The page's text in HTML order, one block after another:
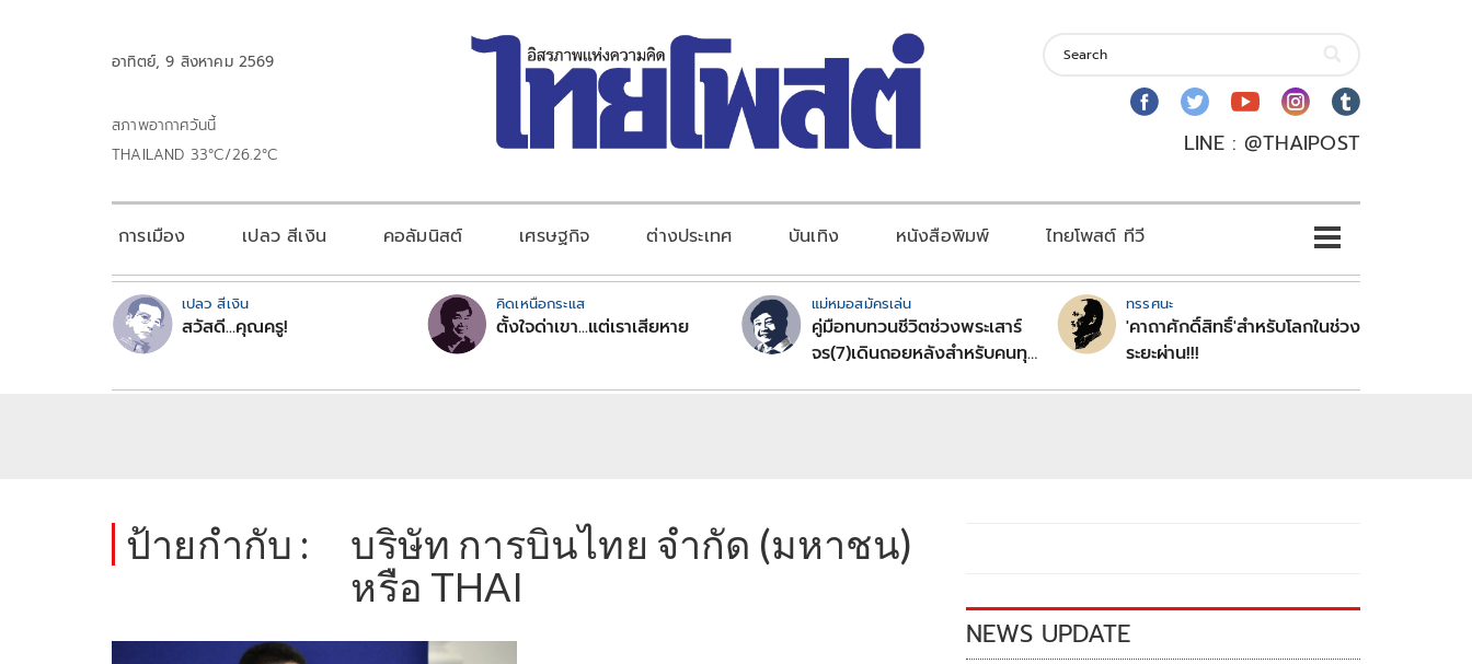
อาทิตย์, 9 สิงหาคม 2569
สภาพอากาศวันนี้
THAILAND 33°C/26.2°C
LINE : @THAIPOST
การเมือง เปลว สีเงิน คอลัมนิสต์ เศรษฐกิจ ต่างประเทศ บันเทิง หนังสือพิมพ์ ไทยโพสต์ ทีวี
เปลว สีเงิน
สวัสดี...คุณครู!
คิดเหนือกระแส
ตั้งใจด่าเขา...แต่เราเสียหาย
แม่หมอสมัครเล่น
คู่มือทบทวนชีวิตช่วงพระเสาร์
จร(7)เดินถอยหลังสำหรับคนทุก
ทรรศนะ
'คาถาศักดิ์สิทธิ์'สำหรับโลกในช่วง
ระยะผ่าน!!!
ป้ายกำกับ :
บริษัท การบินไทย จำกัด (มหาชน)
หรือ THAI
NEWS UPDATE